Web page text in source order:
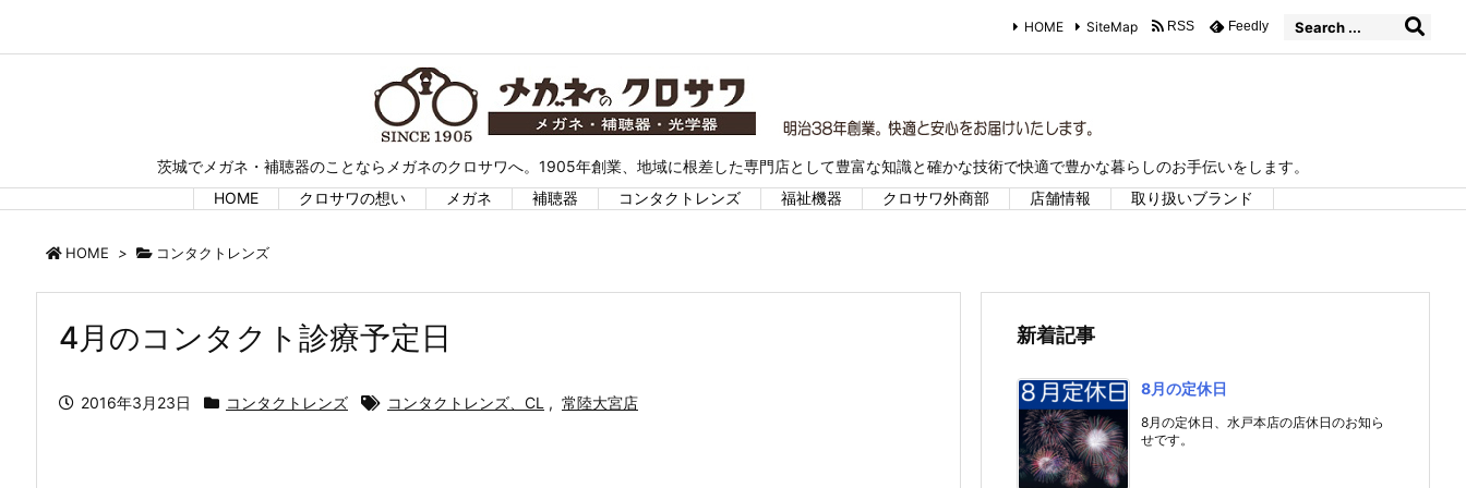
茨城でメガネ・補聴器のことならメガネのクロサワへ。1905年創業、地域に根差した専門店として豊富な知識と確かな技術で快適で豊かな暮らしのお手伝いをします。
HOME
クロサワの想い メガネ 補聴器 コンタクトレンズ 福祉機器 クロサワ外商部 店舗情報 取り扱いブランド
HOME SiteMap RSS Feedly
HOME > コンタクトレンズ
4月のコンタクト診療予定日
2016年3月23日 コンタクトレンズ コンタクトレンズ、CL , 常陸大宮店
新着記事
8月の定休日
8月の定休日、水戸本店の店休日のお知ら
せです。